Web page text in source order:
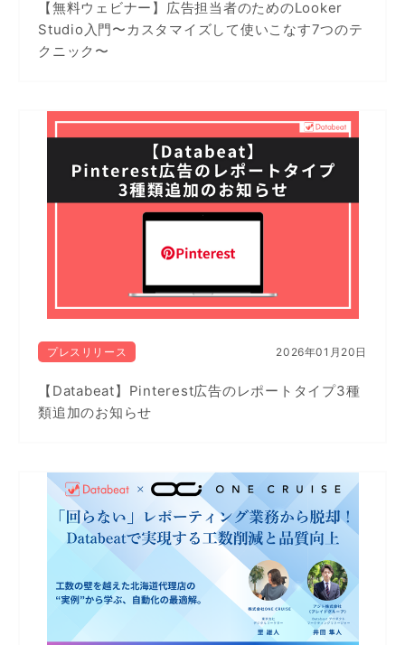
【無料ウェビナー】広告担当者のためのLooker
Studio入門〜カスタマイズして使いこなす7つのテ
クニック〜
プレスリリース 2026年01月20日
【Databeat】Pinterest広告のレポートタイプ3種
類追加のお知らせ